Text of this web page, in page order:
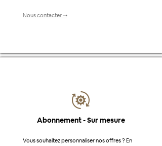
Nous contacter ➝
Abonnement - Sur mesure
Vous souhaitez personnaliser nos offres ? En